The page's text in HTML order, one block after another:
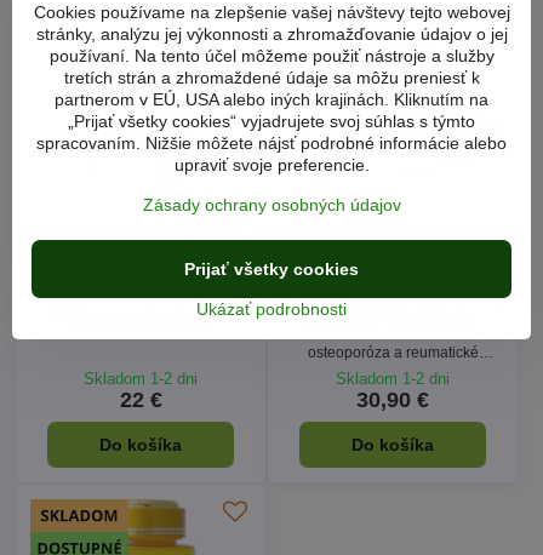
zápaly a bolesti kĺbov • svalové
kŕče • poranenia • alergia •
Skladom 1-2 dni
22 €
Do košíka
dostupné 2 kusy
podpora imunity (vírusy, baktérie)
• krvný tlak • cholesterol •
osteoporóza a reumatické
problémy • prečistenie čriev
Skladom 1-2 dni
30,90 €
Do košíka
Cookies používame na zlepšenie vašej návštevy tejto webovej
stránky, analýzu jej výkonnosti a zhromažďovanie údajov o jej
používaní. Na tento účel môžeme použiť nástroje a služby
tretích strán a zhromaždené údaje sa môžu preniesť k
partnerom v EÚ, USA alebo iných krajinách. Kliknutím na
„Prijať všetky cookies“ vyjadrujete svoj súhlas s týmto
spracovaním. Nižšie môžete nájsť podrobné informácie alebo
upraviť svoje preferencie.
Zásady ochrany osobných údajov
Ukázať podrobnosti
Prijať všetky cookies